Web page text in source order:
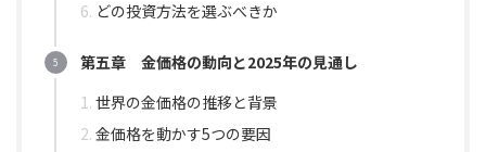
どの投資方法を選ぶべきか
第五章 金価格の動向と2025年の見通し
世界の金価格の推移と背景
金価格を動かす5つの要因